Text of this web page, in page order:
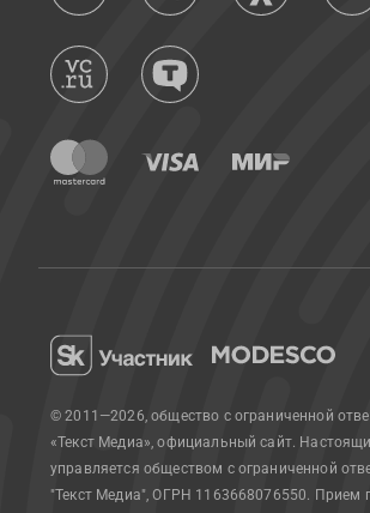
© 2011—2026, общество с ограниченной
«Текст Медиа», официальный сайт.
управляется обществом с ограниченной
"Текст Медиа", ОГРН 1163668076550. Прием